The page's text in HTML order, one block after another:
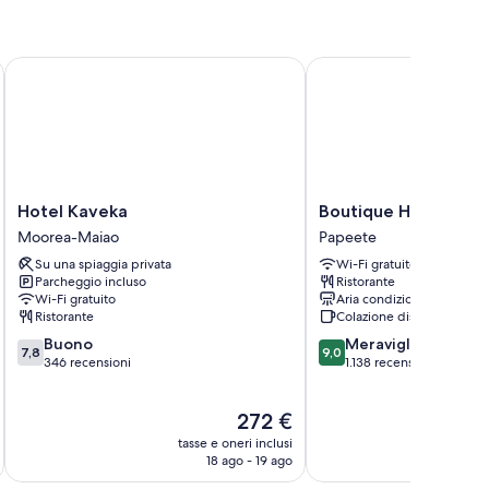
Hotel
Kaveka
Moorea-
Maiao
Hotel Kaveka
Moorea-Maiao
Su una spiaggia privata
Parcheggio incluso
Wi-Fi gratuito
Ristorante
7.8
su
7,8 Buono
346 recensioni
Il
prezzo
attuale
272 €
tasse e oneri inclusi
18 ago - 19 ago
Hotel Kaveka
Boutique
Hotel
Kon
Tiki
Tahiti
Papeete
Boutique Hotel Kon
Papeete
Wi-Fi gratuito
Ristorante
Aria condizionata
Colazione disponibile
9.0
su
9,0 Meraviglioso
1.138 recensioni
Boutique Hotel Kon